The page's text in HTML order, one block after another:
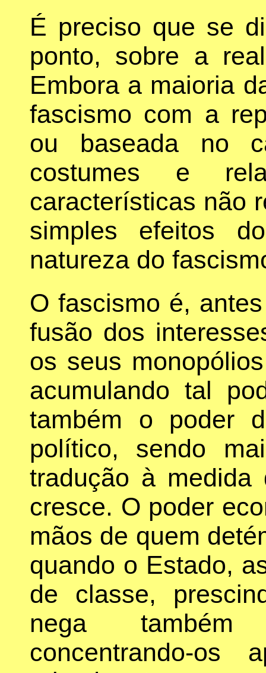
É preciso que se
ponto, sobre a
Embora a maioria
fascismo com a
ou baseada no
costumes e
características não
simples efeitos
natureza do
O fascismo é,
fusão dos
os seus
acumulando tal
também o poder
político, sendo
tradução à medida
cresce. O poder
mãos de quem
quando o Estado,
de classe,
nega também
concentrando-os